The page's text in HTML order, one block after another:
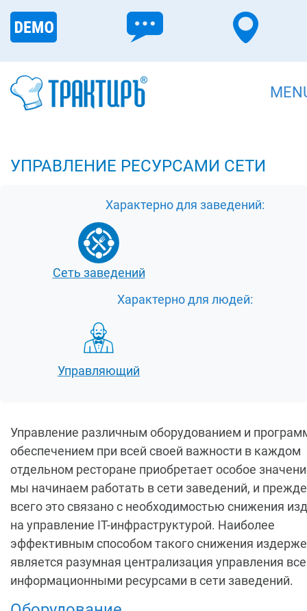
УПРАВЛЕНИЕ РЕСУРСАМИ СЕТИ
Характерно для заведений:
Сеть заведений
Характерно для людей:
Управляющий
Управление различным оборудованием и
обеспечением при всей своей важности в каждом
отдельном ресторане приобретает особое
мы начинаем работать в сети заведений, и прежде
всего это связано с необходимостью снижения
на управление IT-инфраструктурой. Наиболее
эффективным способом такого снижения
является разумная централизация управления
информационными ресурсами в сети заведений.